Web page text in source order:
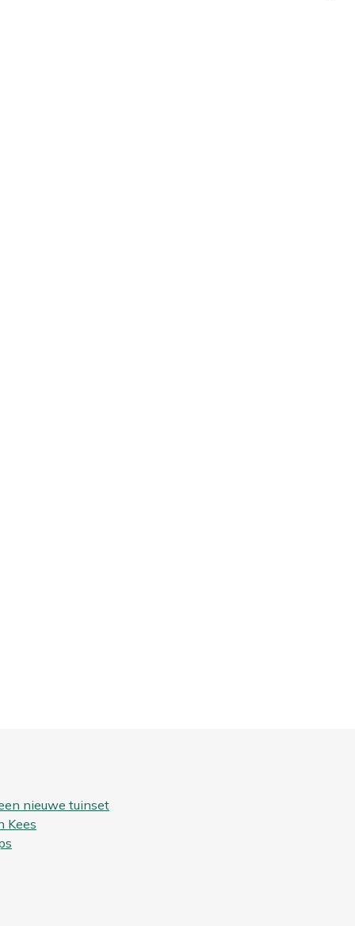
nieuwe tuinset
Kees